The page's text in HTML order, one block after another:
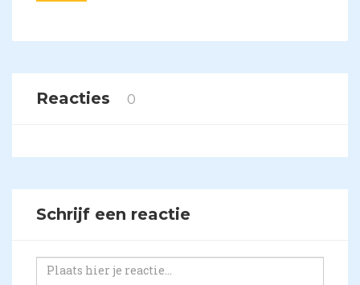
Reacties 0
Schrijf een reactie